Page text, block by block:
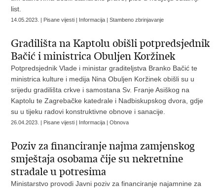
list.
14.05.2023. | Pisane vijesti | Informacija | Stambeno zbrinjavanje
Gradilišta na Kaptolu obišli potpredsjednik
Bačić i ministrica Obuljen Koržinek
Potpredsjednik Vlade i ministar graditeljstva Branko Bačić te
ministrica kulture i medija Nina Obuljen Koržinek obišli su u
srijedu gradilišta crkve i samostana Sv. Franje Asiškog na
Kaptolu te Zagrebačke katedrale i Nadbiskupskog dvora, gdje
su u tijeku radovi konstruktivne obnove i sanacije.
26.04.2023. | Pisane vijesti | Informacija | Obnova
Poziv za financiranje najma zamjenskog
smještaja osobama čije su nekretnine
stradale u potresima
Ministarstvo provodi Javni poziv za financiranje najamnine za